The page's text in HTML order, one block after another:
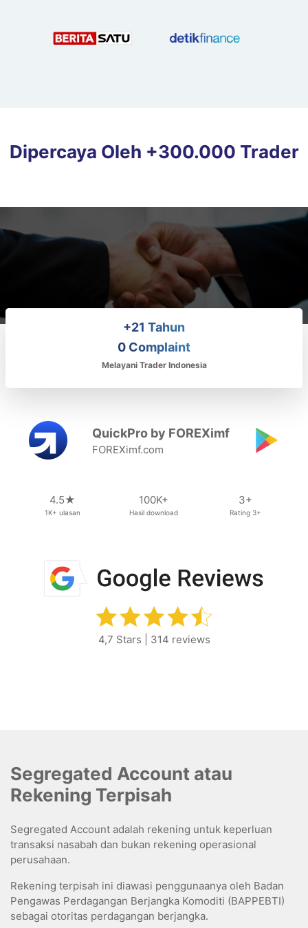
Dipercaya Oleh +300.000 Trader
+21 Tahun
0 Complaint
Melayani Trader Indonesia
QuickPro by FOREXimf
FOREXimf.com
4.5★
1K+ ulasan
100K+
Hasil download
3+
Rating 3+
4,7 Stars | 314 reviews
Segregated Account atau
Rekening Terpisah
Segregated Account adalah rekening untuk keperluan
transaksi nasabah dan bukan rekening operasional
perusahaan.
Rekening terpisah ini diawasi penggunaanya oleh Badan
Pengawas Perdagangan Berjangka Komoditi (BAPPEBTI)
sebagai otoritas perdagangan berjangka.